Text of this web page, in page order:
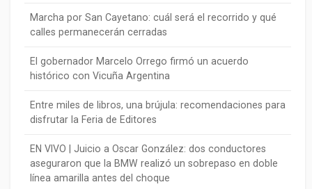
Marcha por San Cayetano: cuál será el recorrido y qué
calles permanecerán cerradas
El gobernador Marcelo Orrego firmó un acuerdo
histórico con Vicuña Argentina
Entre miles de libros, una brújula: recomendaciones para
disfrutar la Feria de Editores
EN VIVO | Juicio a Oscar González: dos conductores
aseguraron que la BMW realizó un sobrepaso en doble
línea amarilla antes del choque